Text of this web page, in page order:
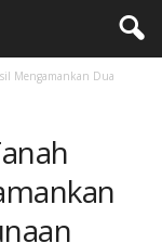
Mengamankan Dua